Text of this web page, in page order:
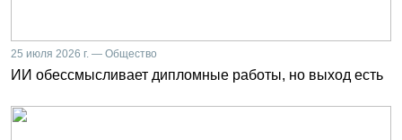
25 июля 2026 г. — Общество
ИИ обессмысливает дипломные работы, но выход есть